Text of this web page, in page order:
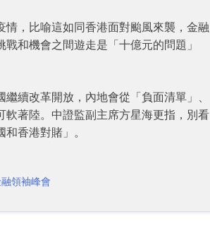
，比喻這如同香港面對颱風來襲，金融
和機會之間遊走是「十億元的問題」
續改革開放，內地會從「負面清單」、
著陸。中證監副主席方星海更指，別看
香港對賭」。
領袖峰會